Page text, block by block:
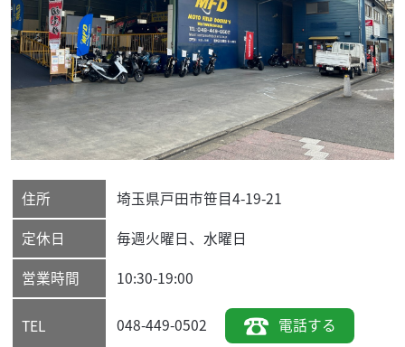
住所 埼玉県戸田市笹目4-19-21
定休日
毎週火曜日、水曜日
営業時間
10:30-19:00
TEL 048-449-0502 電話する